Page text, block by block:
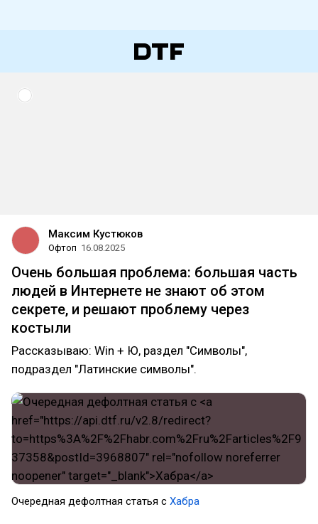
Максим Кустюков
Офтоп 16.08.2025
Очень большая проблема: большая часть
людей в Интернете не знают об этом
секрете, и решают проблему через
костыли
Рассказываю: Win + Ю, раздел "Символы",
подраздел "Латинские символы".
Очередная дефолтная статья с Хабра